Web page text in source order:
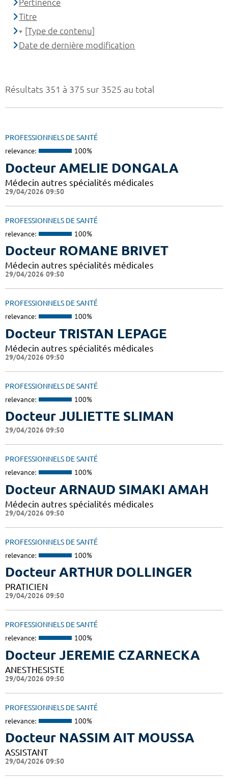
Résultats 351 à 375 sur 3525 au total
PROFESSIONNELS DE SANTÉ
relevance: 100%
Docteur AMELIE DONGALA
Médecin autres spécialités médicales
29/04/2026 09:50
PROFESSIONNELS DE SANTÉ
relevance: 100%
Docteur ROMANE BRIVET
Médecin autres spécialités médicales
29/04/2026 09:50
PROFESSIONNELS DE SANTÉ
relevance: 100%
Docteur TRISTAN LEPAGE
Médecin autres spécialités médicales
29/04/2026 09:50
PROFESSIONNELS DE SANTÉ
relevance: 100%
Docteur JULIETTE SLIMAN
29/04/2026 09:50
PROFESSIONNELS DE SANTÉ
relevance: 100%
Docteur ARNAUD SIMAKI AMAH
Médecin autres spécialités médicales
29/04/2026 09:50
PROFESSIONNELS DE SANTÉ
relevance: 100%
Docteur ARTHUR DOLLINGER
PRATICIEN
29/04/2026 09:50
PROFESSIONNELS DE SANTÉ
relevance: 100%
Docteur JEREMIE CZARNECKA
ANESTHESISTE
29/04/2026 09:50
PROFESSIONNELS DE SANTÉ
relevance: 100%
Docteur NASSIM AIT MOUSSA
ASSISTANT
29/04/2026 09:50
Pertinence
Titre
[Type de contenu]
Date de dernière modification